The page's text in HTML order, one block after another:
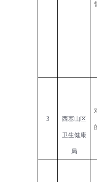
3 西塞山区
卫生健康
局